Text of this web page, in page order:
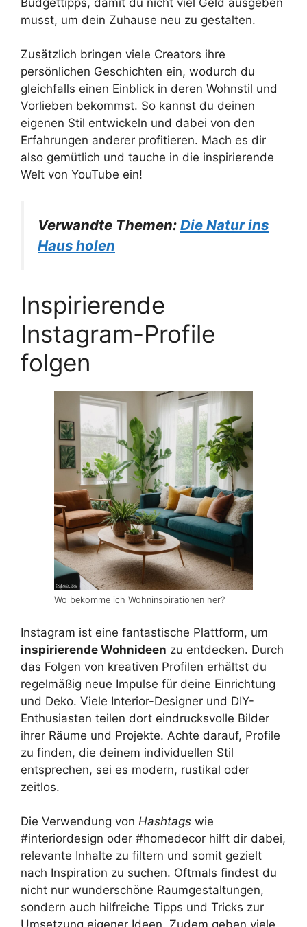
musst, um dein Zuhause neu zu gestalten.
Zusätzlich bringen viele Creators ihre
persönlichen Geschichten ein, wodurch du
gleichfalls einen Einblick in deren Wohnstil und
Vorlieben bekommst. So kannst du deinen
eigenen Stil entwickeln und dabei von den
Erfahrungen anderer profitieren. Mach es dir
also gemütlich und tauche in die inspirierende
Welt von YouTube ein!
Verwandte Themen: Die Natur ins
Haus holen
Inspirierende
Instagram-Profile
folgen
Wo bekomme ich Wohninspirationen her?
Instagram ist eine fantastische Plattform, um
inspirierende Wohnideen zu entdecken. Durch
das Folgen von kreativen Profilen erhältst du
regelmäßig neue Impulse für deine Einrichtung
und Deko. Viele Interior-Designer und DIY-
Enthusiasten teilen dort eindrucksvolle Bilder
ihrer Räume und Projekte. Achte darauf, Profile
zu finden, die deinem individuellen Stil
entsprechen, sei es modern, rustikal oder
zeitlos.
Die Verwendung von Hashtags wie
#interiordesign oder #homedecor hilft dir dabei,
relevante Inhalte zu filtern und somit gezielt
nach Inspiration zu suchen. Oftmals findest du
nicht nur wunderschöne Raumgestaltungen,
sondern auch hilfreiche Tipps und Tricks zur